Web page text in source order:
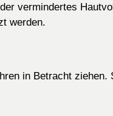
vermindertes
werden.
in Betracht ziehen.